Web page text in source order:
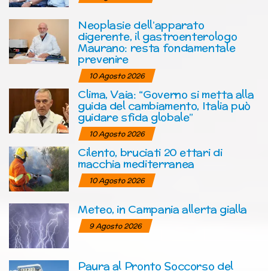
Neoplasie dell’apparato
digerente, il gastroenterologo
Maurano: resta fondamentale
prevenire
10 Agosto 2026
Clima, Vaia: “Governo si metta alla
guida del cambiamento, Italia può
guidare sfida globale”
10 Agosto 2026
Cilento, bruciati 20 ettari di
macchia mediterranea
10 Agosto 2026
Meteo, in Campania allerta gialla
9 Agosto 2026
Paura al Pronto Soccorso del